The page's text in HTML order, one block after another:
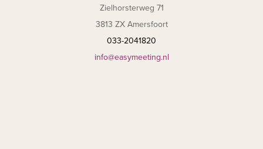
Zielhorsterweg 71
3813 ZX Amersfoort
033-2041820
info@easymeeting.nl